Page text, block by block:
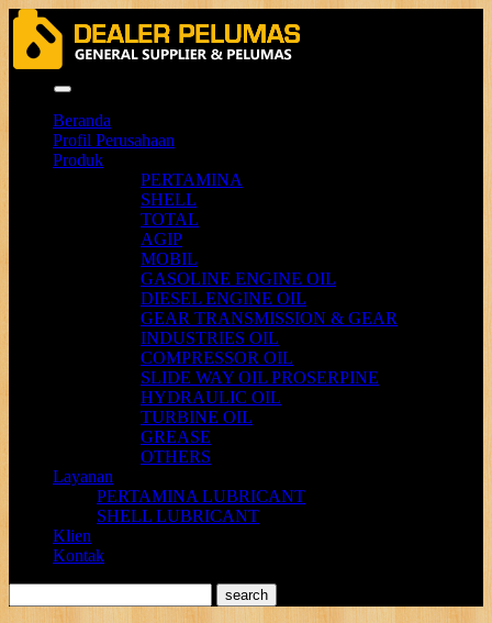
Beranda
Profil Perusahaan
Produk
PERTAMINA
SHELL
TOTAL
AGIP
MOBIL
GASOLINE ENGINE OIL
DIESEL ENGINE OIL
GEAR TRANSMISSION & GEAR
INDUSTRIES OIL
COMPRESSOR OIL
SLIDE WAY OIL PROSERPINE
HYDRAULIC OIL
TURBINE OIL
GREASE
OTHERS
Layanan
PERTAMINA LUBRICANT
SHELL LUBRICANT
Klien
Kontak